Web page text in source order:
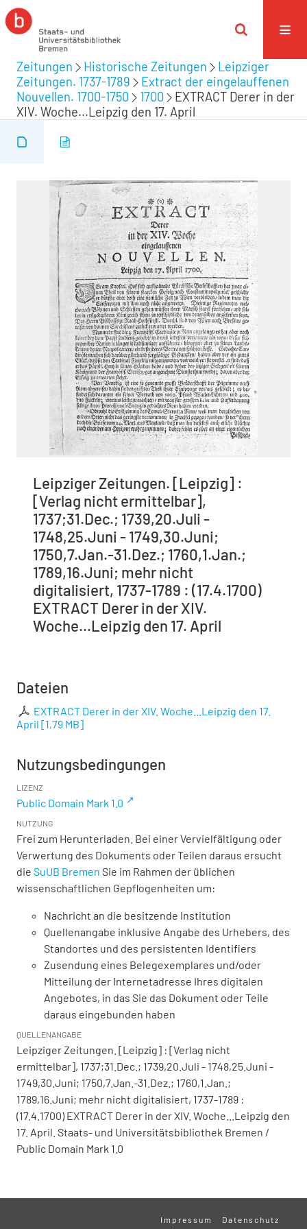
Zeitungen Historische Zeitungen
Leipziger
Zeitungen. 1737-1789
Extract der eingelauffenen
Nouvellen. 1700-1750
1700
EXTRACT Derer in der
XIV. Woche...Leipzig den 17. April
Leipziger Zeitungen. [Leipzig] :
[Verlag nicht ermittelbar],
1737;31.Dec.; 1739,20.Juli -
1748,25.Juni - 1749,30.Juni;
1750,7.Jan.-31.Dez.; 1760,1.Jan.;
1789,16.Juni; mehr nicht
digitalisiert, 1737-1789 : (17.4.1700)
EXTRACT Derer in der XIV.
Woche...Leipzig den 17. April
Dateien
EXTRACT Derer in der XIV. Woche...Leipzig den 17.
April [1,79 MB]
Nutzungsbedingungen
LIZENZ
Public Domain Mark 1.0
NUTZUNG
Frei zum Herunterladen. Bei einer Vervielfältigung oder
Verwertung des Dokuments oder Teilen daraus ersucht
die SuUB Bremen Sie im Rahmen der üblichen
wissenschaftlichen Gepflogenheiten um:
Nachricht an die besitzende Institution
Quellenangabe inklusive Angabe des Urhebers, des
Standortes und des persistenten Identifiers
Zusendung eines Belegexemplares und/oder
Mitteilung der Internetadresse Ihres digitalen
Angebotes, in das Sie das Dokument oder Teile
daraus eingebunden haben
QUELLENANGABE
Leipziger Zeitungen. [Leipzig] : [Verlag nicht
ermittelbar], 1737;31.Dec.; 1739,20.Juli - 1748,25.Juni -
1749,30.Juni; 1750,7.Jan.-31.Dez.; 1760,1.Jan.;
1789,16.Juni; mehr nicht digitalisiert, 1737-1789 :
(17.4.1700) EXTRACT Derer in der XIV. Woche...Leipzig den
17. April. Staats- und Universitätsbibliothek Bremen /
Public Domain Mark 1.0
Impressum Datenschutz